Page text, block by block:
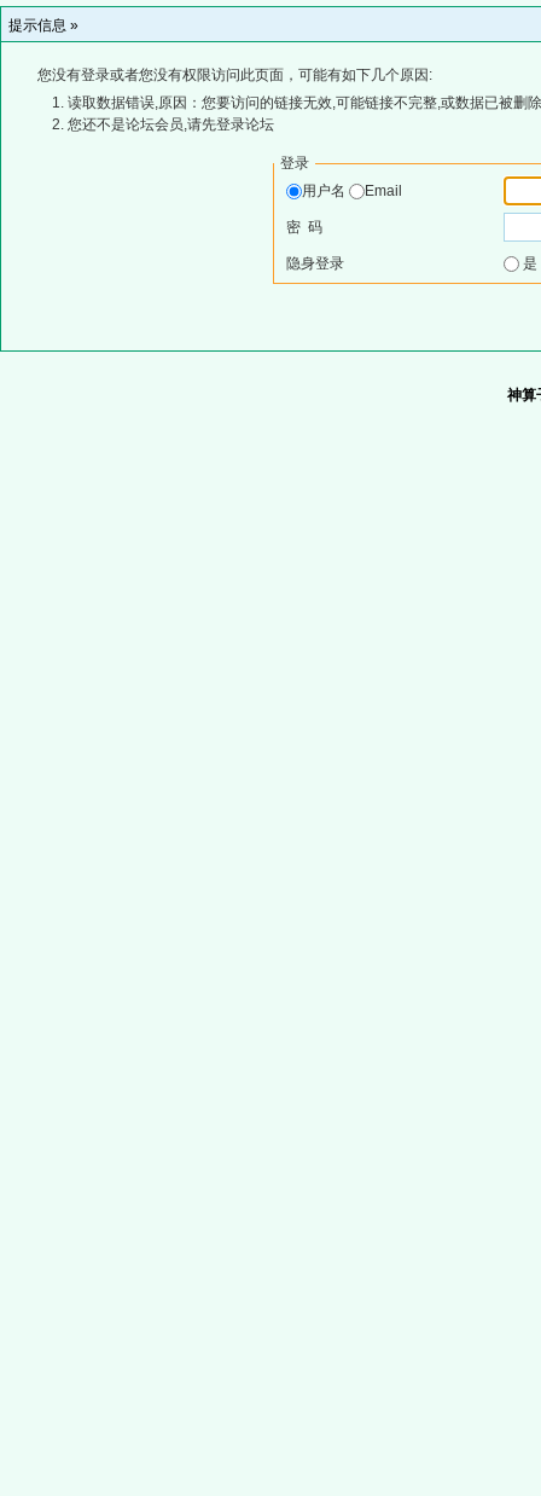
提示信息 »
您没有登录或者您没有权限访问此页面，可能有如下几个原因:
读取数据错误,原因：您要访问的链接无效,可能链接不完整,或数据已被删
您还不是论坛会员,请先登录论坛
登录
用户名
Email
密 码
隐身登录
神算